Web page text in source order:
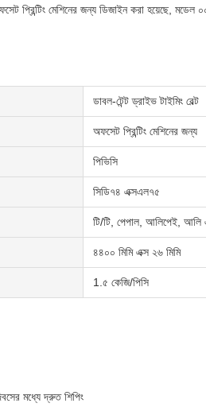
অফসেট প্রিন্টিং মেশিনের জন্য ডিজাইন করা
ডাবল-টেন্ট ড্রাইভ টাইমিং বেল্ট
অফসেট প্রিন্টিং মেশিনের জন্য
পিভিসি
সিডি৭৪ এক্সএল৭৫
টি/টি, পেপাল, আলিপেই, আলি
৪৪০০ মিমি এক্স ২৬ মিমি
1.৫ কেজি/পিসি
মধ্যে দ্রুত শিপিং